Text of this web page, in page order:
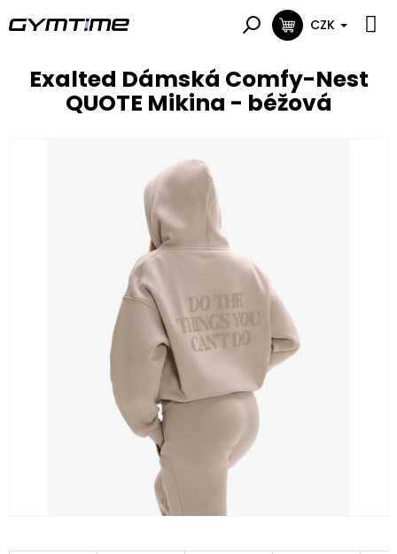
na
NÁKUPNÍ
CZK
Exalted Dámská Comfy-Nest
QUOTE Mikina - béžová